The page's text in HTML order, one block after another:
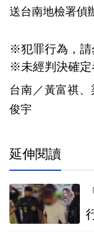
送台南地檢署偵
※犯罪行為，請
※未經判決確定
台南／黃富祺
俊宇
延伸閱讀